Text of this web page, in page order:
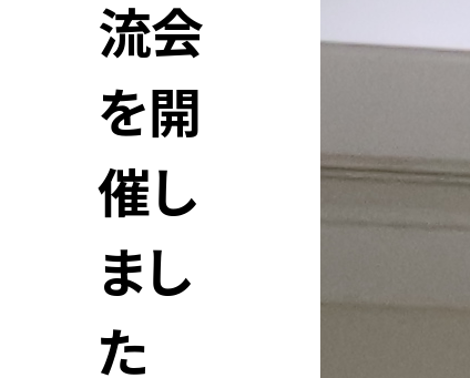
流会
を開
催し
まし
た